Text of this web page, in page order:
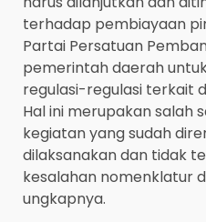
terhadap pembiayaan
Partai Persatuan
pemerintah daerah
regulasi-regulasi terkait
Hal ini merupakan salah
kegiatan yang sudah
dilaksanakan dan tidak
kesalahan nomenklatur
ungkapnya.